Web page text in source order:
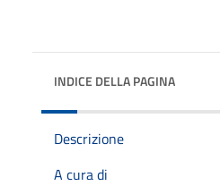
INDICE DELLA PAGINA
Descrizione
A cura di